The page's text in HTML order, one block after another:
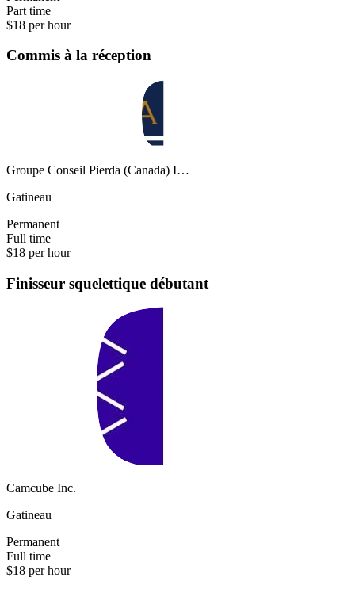
Part time
$18 per hour
Commis à la réception
Groupe Conseil Pierda (Canada) I…
Gatineau
Permanent
Full time
$18 per hour
Finisseur squelettique débutant
Camcube Inc.
Gatineau
Permanent
Full time
$18 per hour